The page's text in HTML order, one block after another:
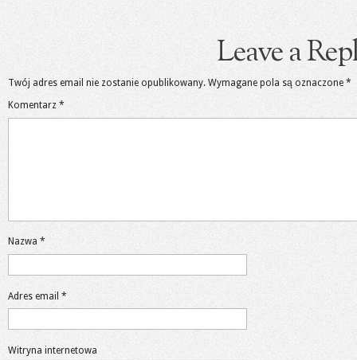
Leave a
Twój adres email nie zostanie opublikowany. Wymagane pola są oznaczone *
Komentarz *
Nazwa *
Adres email *
Witryna internetowa